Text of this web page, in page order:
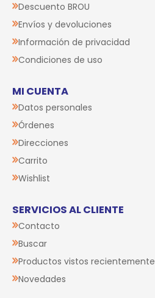
Descuento BROU
Envíos y devoluciones
Información de privacidad
Condiciones de uso
MI CUENTA
Datos personales
Órdenes
Direcciones
Carrito
Wishlist
SERVICIOS AL CLIENTE
Contacto
Buscar
Productos vistos recientemente
Novedades